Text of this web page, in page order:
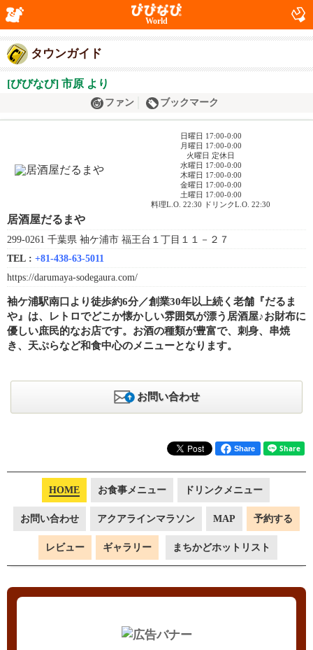
World
タウンガイド
[びびなび] 市原 より
ファン ブックマーク
日曜日 17:00-0:00
月曜日 17:00-0:00
火曜日 定休日
水曜日 17:00-0:00
木曜日 17:00-0:00
金曜日 17:00-0:00
土曜日 17:00-0:00
料理L.O. 22:30 ドリンクL.O. 22:30
居酒屋だるまや
299-0261 千葉県 袖ケ浦市 福王台１丁目１１－２７
TEL : +81-438-63-5011
https://darumaya-sodegaura.com/
袖ケ浦駅南口より徒歩約6分／創業30年以上続く老舗『だるま
や』は、レトロでどこか懐かしい雰囲気が漂う居酒屋♪お財布に
優しい庶民的なお店です。お酒の種類が豊富で、刺身、串焼
き、天ぷらなど和食中心のメニューとなります。
お問い合わせ
Share
HOME お食事メニュー ドリンクメニュー
お問い合わせ アクアラインマラソン MAP 予約する
レビュー ギャラリー まちかどホットリスト